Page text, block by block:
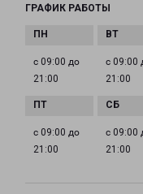
ГРАФИК РАБОТЫ
с 09:00 до
21:00
с 09:00
21:00
с 09:00 до
21:00
с 09:00
21:00